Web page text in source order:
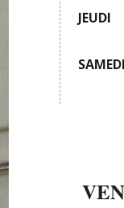
JEUDI
SAMEDI